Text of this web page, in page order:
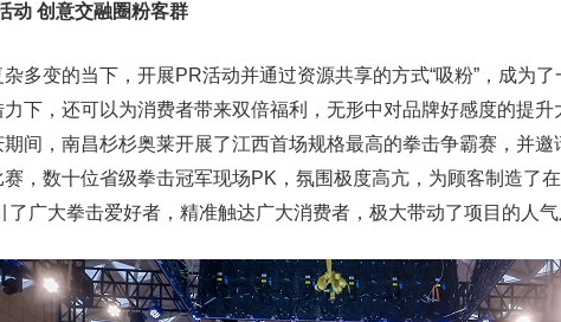
动 创意交融圈粉客群
多变的当下，开展PR活动并通过资源共享的方式“吸粉”，成为
下，还可以为消费者带来双倍福利，无形中对品牌好感度的提升
期间，南昌杉杉奥莱开展了江西首场规格最高的拳击争霸赛，并
，数十位省级拳击冠军现场PK，氛围极度高亢，为顾客制造了
了广大拳击爱好者，精准触达广大消费者，极大带动了项目的人气